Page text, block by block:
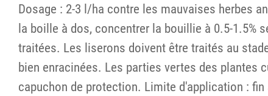
Dosage : 2-3 l/ha contre les mauvaises herbes
la boille à dos, concentrer la bouillie à 0.5-1.5%
traitées. Les liserons doivent être traités au
bien enracinées. Les parties vertes des plantes
capuchon de protection. Limite d'application :